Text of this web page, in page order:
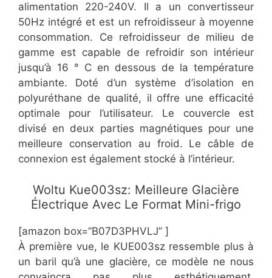
alimentation 220-240V. Il a un convertisseur
50Hz intégré et est un refroidisseur à moyenne
consommation. Ce refroidisseur de milieu de
gamme est capable de refroidir son intérieur
jusqu’à 16 ° C en dessous de la température
ambiante. Doté d’un système d’isolation en
polyuréthane de qualité, il offre une efficacité
optimale pour l’utilisateur. Le couvercle est
divisé en deux parties magnétiques pour une
meilleure conservation au froid. Le câble de
connexion est également stocké à l’intérieur.
​Woltu Kue003sz: Meilleure Glacière
Électrique Avec Le Format Mini-frigo
[amazon box=”​​B07D3PHVLJ” ]
​À première vue, le KUE003sz ressemble plus à
un baril qu’à une glacière, ce modèle ne nous